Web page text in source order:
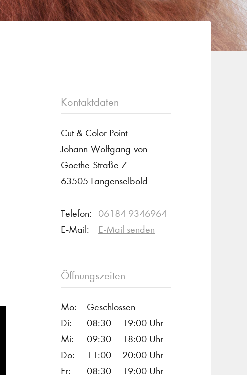
Kontaktdaten
Cut & Color Point
Johann-Wolfgang-von-
Goethe-Straße 7
63505 Langenselbold
Telefon:
06184 9346964
E-Mail:
E-Mail senden
Öffnungszeiten
Mo:
Geschlossen
Di:
08:30 – 19:00 Uhr
Mi:
09:30 – 18:00 Uhr
Do:
11:00 – 20:00 Uhr
Fr:
08:30 – 19:00 Uhr